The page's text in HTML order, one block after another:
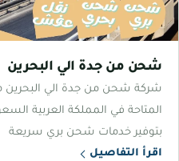
شحن من جدة الي البحرين
شركة شحن من جدة الي البحرين
المتاحة في المملكة العربية
بتوفير خدمات شحن بري سريعة
اقرأ التفاصيل